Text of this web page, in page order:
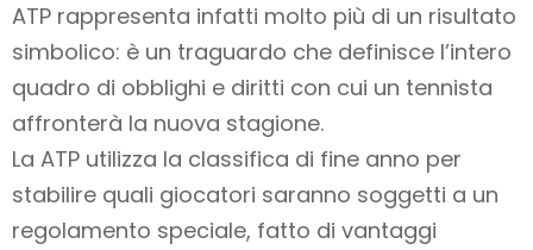
ATP rappresenta infatti molto più di un risultato
simbolico: è un traguardo che definisce l’intero
quadro di obblighi e diritti con cui un tennista
affronterà la nuova stagione.
La ATP utilizza la classifica di fine anno per
stabilire quali giocatori saranno soggetti a un
regolamento speciale, fatto di vantaggi